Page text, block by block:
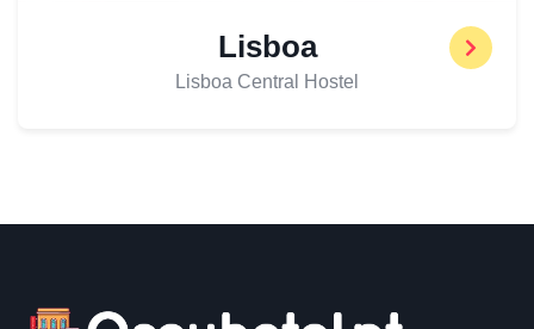
Lisboa
Lisboa Central Hostel